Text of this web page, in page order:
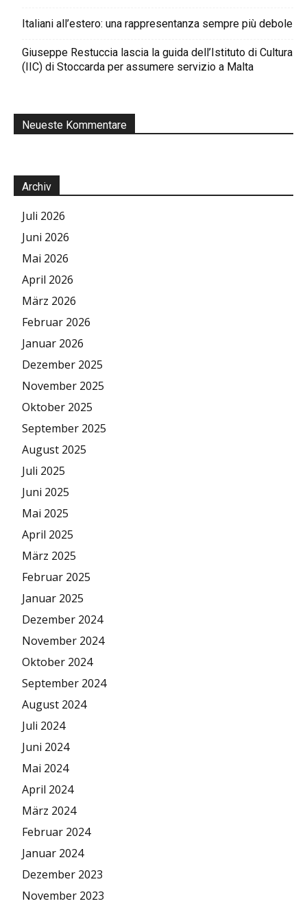
Italiani all’estero: una rappresentanza sempre più debole
Giuseppe Restuccia lascia la guida dell’Istituto di Cultura
(IIC) di Stoccarda per assumere servizio a Malta
Neueste Kommentare
Archiv
Juli 2026
Juni 2026
Mai 2026
April 2026
März 2026
Februar 2026
Januar 2026
Dezember 2025
November 2025
Oktober 2025
September 2025
August 2025
Juli 2025
Juni 2025
Mai 2025
April 2025
März 2025
Februar 2025
Januar 2025
Dezember 2024
November 2024
Oktober 2024
September 2024
August 2024
Juli 2024
Juni 2024
Mai 2024
April 2024
März 2024
Februar 2024
Januar 2024
Dezember 2023
November 2023